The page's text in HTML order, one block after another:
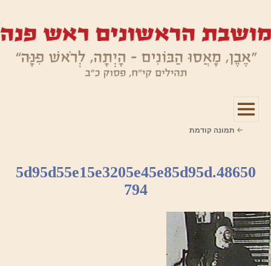
תפריטיםתמונה קודמת
5d95d55e15e3205e45e85d95d.48650
794